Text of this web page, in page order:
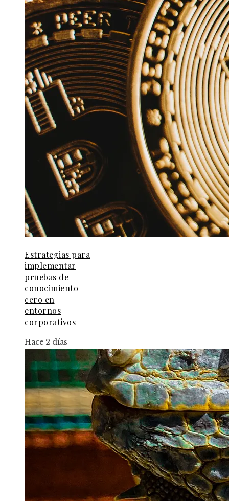
Estrategias para
implementar
pruebas de
conocimiento
cero en
entornos
corporativos
Hace 2 días